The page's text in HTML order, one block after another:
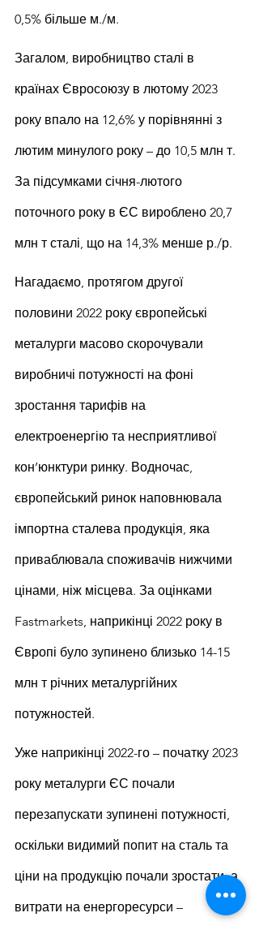
0,5% більше м./м.
Загалом, виробництво сталі в
країнах Євросоюзу в лютому 2023
року впало на 12,6% у порівнянні з
лютим минулого року – до 10,5 млн т.
За підсумками січня-лютого
поточного року в ЄС вироблено 20,7
млн т сталі, що на 14,3% менше р./р.
Нагадаємо, протягом другої
половини 2022 року європейські
металурги масово скорочували
виробничі потужності на фоні
зростання тарифів на
електроенергію та несприятливої
кон’юнктури ринку. Водночас,
європейський ринок наповнювала
імпортна сталева продукція, яка
приваблювала споживачів нижчими
цінами, ніж місцева. За оцінками
Fastmarkets, наприкінці 2022 року в
Європі було зупинено близько 14-15
млн т річних металургійних
потужностей.
Уже наприкінці 2022-го – початку 2023
року металурги ЄС почали
перезапускати зупинені потужності,
оскільки видимий попит на сталь та
ціни на продукцію почали зростати, а
витрати на енергоресурси –